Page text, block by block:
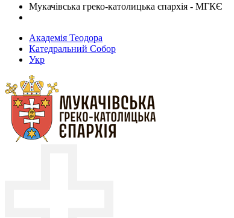
Мукачівська греко-католицька єпархія - МГКЄ
Академія Теодора
Катедральний Собор
Укр